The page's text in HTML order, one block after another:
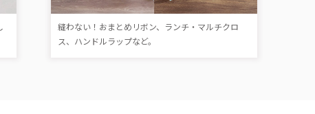
縫わない！おまとめリボン、ランチ・マルチクロ
ス、ハンドルラップなど。